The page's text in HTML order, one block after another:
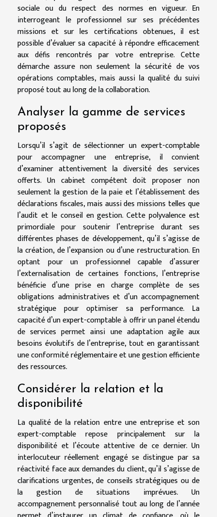
sociale ou du respect des normes en vigueur. En
interrogeant le professionnel sur ses précédentes
missions et sur les certifications obtenues, il est
possible d’évaluer sa capacité à répondre efficacement
aux défis rencontrés par votre entreprise. Cette
démarche assure non seulement la sécurité de vos
opérations comptables, mais aussi la qualité du suivi
proposé tout au long de la collaboration.
Analyser la gamme de services
proposés
Lorsqu’il s’agit de sélectionner un expert-comptable
pour accompagner une entreprise, il convient
d’examiner attentivement la diversité des services
offerts. Un cabinet compétent doit proposer non
seulement la gestion de la paie et l’établissement des
déclarations fiscales, mais aussi des missions telles que
l’audit et le conseil en gestion. Cette polyvalence est
primordiale pour soutenir l’entreprise durant ses
différentes phases de développement, qu’il s’agisse de
la création, de l’expansion ou d’une restructuration. En
optant pour un professionnel capable d’assurer
l’externalisation de certaines fonctions, l’entreprise
bénéficie d’une prise en charge complète de ses
obligations administratives et d’un accompagnement
stratégique pour optimiser sa performance. La
capacité d’un expert-comptable à offrir un panel étendu
de services permet ainsi une adaptation agile aux
besoins évolutifs de l’entreprise, tout en garantissant
une conformité réglementaire et une gestion efficiente
des ressources.
Considérer la relation et la
disponibilité
La qualité de la relation entre une entreprise et son
expert-comptable repose principalement sur la
disponibilité et l’écoute attentive de ce dernier. Un
interlocuteur réellement engagé se distingue par sa
réactivité face aux demandes du client, qu’il s’agisse de
clarifications urgentes, de conseils stratégiques ou de
la gestion de situations imprévues. Un
accompagnement personnalisé tout au long de l’année